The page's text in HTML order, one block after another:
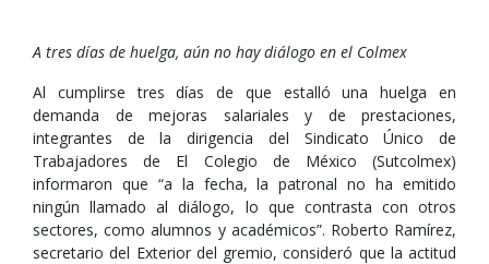
A tres días de huelga, aún no hay diálogo en el Colmex
Al cumplirse tres días de que estalló una huelga en
demanda de mejoras salariales y de prestaciones,
integrantes de la dirigencia del Sindicato Único de
Trabajadores de El Colegio de México (Sutcolmex)
informaron que “a la fecha, la patronal no ha emitido
ningún llamado al diálogo, lo que contrasta con otros
sectores, como alumnos y académicos”. Roberto Ramírez,
secretario del Exterior del gremio, consideró que la actitud